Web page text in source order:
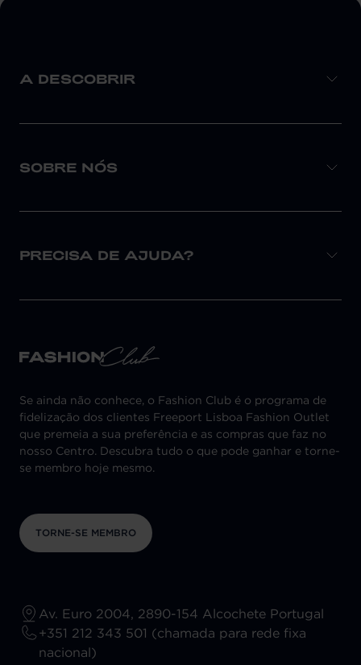
A DESCOBRIR
SOBRE NÓS
PRECISA DE AJUDA?
Se ainda não conhece, o Fashion Club é o programa de
fidelização dos clientes Freeport Lisboa Fashion Outlet
que premeia a sua preferência e as compras que faz no
nosso Centro. Descubra tudo o que pode ganhar e torne-
se membro hoje mesmo.
TORNE-SE MEMBRO
Av. Euro 2004, 2890-154 Alcochete Portugal
+351 212 343 501 (chamada para rede fixa
nacional)